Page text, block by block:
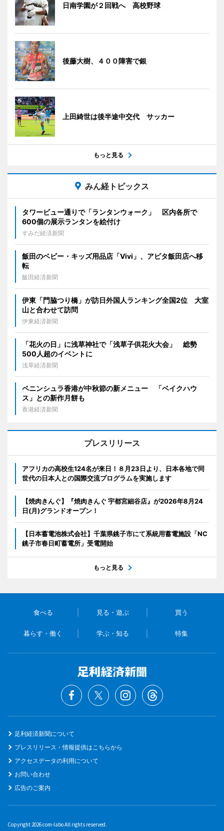
日南学園が２回戦へ 高校野球
後藤大樹、４００障害で銀
上田綺世は後半途中交代 サッカー
もっと見る
みん経トピックス
タワービュー通りで「ランタンウォーク」 区内各所で
600個の展示ランタンを絵付け
すみだ経済新聞
飯田のベビー・キッズ用品店「Vivi」、アピタ飯田店へ移
転
飯田経済新聞
伊東「門脇つり橋」が訪日外国人ランキング全国2位 大室
山と合わせて訪問
伊東経済新聞
「花火の日」に浅草神社で「浅草子供花火大会」 総勢
500人超のイベントに
浅草経済新聞
ペニンシュラ香港が中秋節の新メニュー 「ベイクハウ
ス」との新作月餅も
香港経済新聞
プレスリリース
アフリカの高校生124名が来日！８月23日より、日本各地で同
世代の日本人との国際交流プログラムを実施します
【焼肉きんぐ】『焼肉きんぐ 宇都宮細谷店』が2026年8月24
日(月)グランドオープン！
【日本蓄電池株式会社】千葉県銚子市にて系統用蓄電施設「NC
銚子市春日町蓄電所」受電開始
もっと見る
食べる 見る・遊ぶ 買う
暮らす・働く 学ぶ・知る 特集
足利経済新聞について
プレスリリース・情報提供はこちらから
アクセスデータの利用について
お問い合わせ
広告のご案内
Copyright 2026 com-labo All rights reserved.